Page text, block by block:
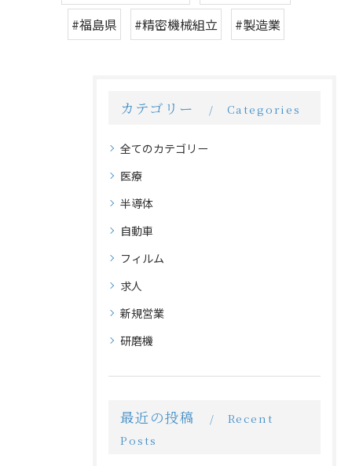
#福島県
#精密機械組立 #製造業
カテゴリー Categories
全てのカテゴリー
医療
半導体
自動車
フィルム
求人
新規営業
研磨機
最近の投稿
Recent
Posts